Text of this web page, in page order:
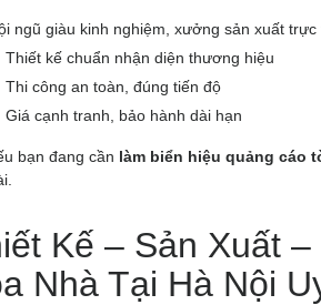
ngũ giàu kinh nghiệm, xưởng sản xuất
Thiết kế chuẩn nhận diện thương hiệu
Thi công an toàn, đúng tiến độ
Giá cạnh tranh, bảo hành dài hạn
bạn đang cần làm biển hiệu quảng cáo
Kế – Sản Xuất
Nhà Tại Hà Nội